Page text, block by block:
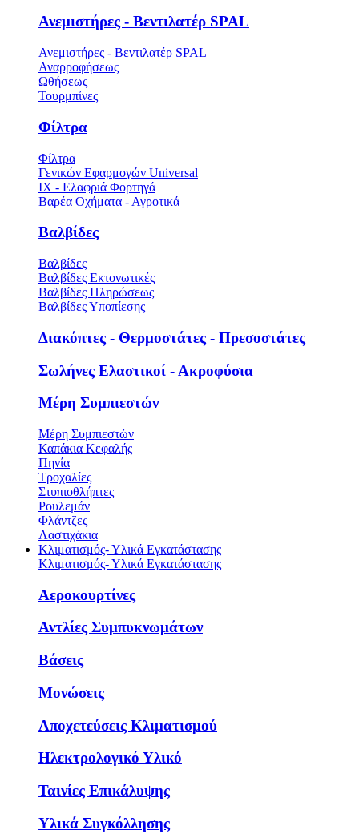
Ανεμιστήρες - Βεντιλατέρ SPAL
Ανεμιστήρες - Βεντιλατέρ SPAL
Αναρροφήσεως
Ωθήσεως
Τουρμπίνες
Φίλτρα
Φίλτρα
Γενικών Εφαρμογών Universal
ΙΧ - Ελαφριά Φορτηγά
Βαρέα Οχήματα - Αγροτικά
Βαλβίδες
Βαλβίδες
Βαλβίδες Εκτονωτικές
Βαλβίδες Πληρώσεως
Βαλβίδες Υποπίεσης
Διακόπτες - Θερμοστάτες - Πρεσοστάτες
Σωλήνες Ελαστικοί - Ακροφύσια
Μέρη Συμπιεστών
Μέρη Συμπιεστών
Καπάκια Κεφαλής
Πηνία
Τροχαλίες
Στυπιοθλήπτες
Ρουλεμάν
Φλάντζες
Λαστιχάκια
Κλιματισμός- Υλικά Εγκατάστασης
Κλιματισμός- Υλικά Εγκατάστασης
Αεροκουρτίνες
Αντλίες Συμπυκνωμάτων
Βάσεις
Μονώσεις
Αποχετεύσεις Κλιματισμού
Ηλεκτρολογικό Υλικό
Ταινίες Επικάλυψης
Υλικά Συγκόλλησης